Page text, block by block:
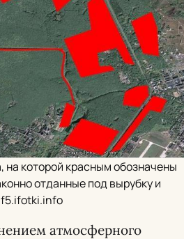
на которой красным обозначены
отданные под вырубку и
f5.ifotki.info
атмосферного